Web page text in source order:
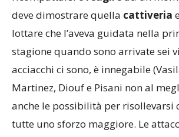
ricompattarsi e
reagire
ad un
deve dimostrare quella
lottare che l’aveva guidata nella
stagione quando sono arrivate sei
acciacchi ci sono, è innegabile
Martinez, Diouf e Pisani non al
anche le possibilità per risollevarsi